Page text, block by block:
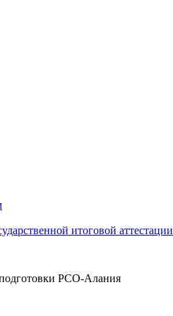
итоговой аттестации
РСО-Алания